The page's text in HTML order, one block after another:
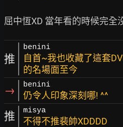
推
benini
自首~我也收藏了這套
的名場面至今
→ benini
仍令人印象深刻哪! ^^
推 misya
不得不推裴帥XDDDD